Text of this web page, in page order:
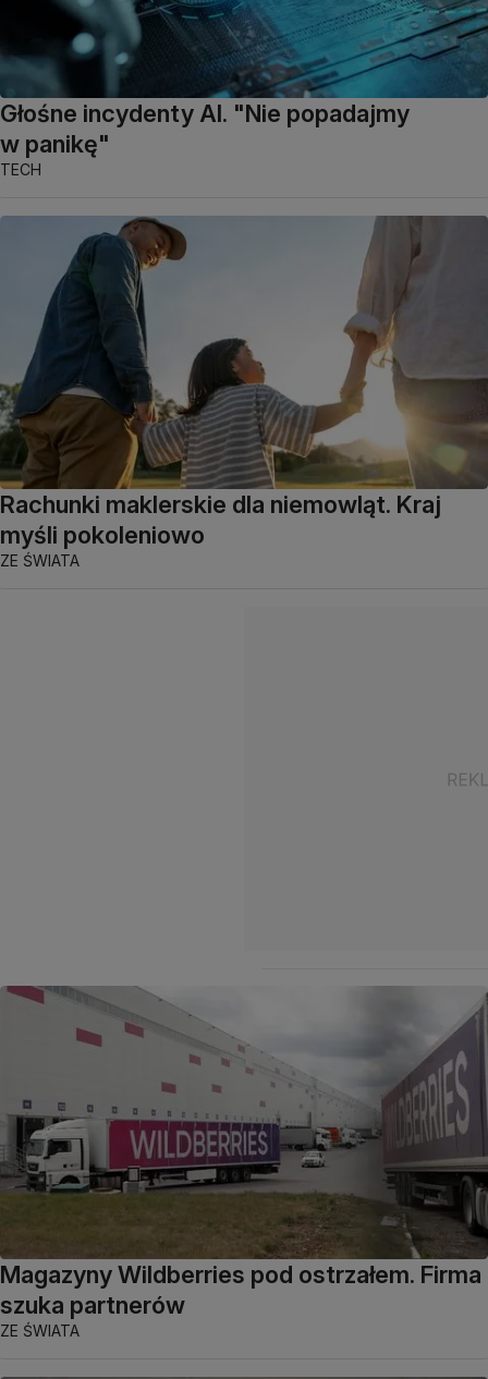
Głośne incydenty AI. "Nie popadajmy
w panikę"
TECH
Rachunki maklerskie dla niemowląt. Kraj
myśli pokoleniowo
ZE ŚWIATA
Magazyny Wildberries pod ostrzałem. Firma
szuka partnerów
ZE ŚWIATA